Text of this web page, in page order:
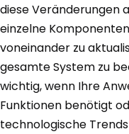
diese Veränderungen
einzelne
voneinander zu
gesamte System zu
wichtig, wenn Ihre
Funktionen benötigt
technologische